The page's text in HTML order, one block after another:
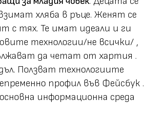
хляба в ръце. Женят се
с тях. Те имат идеали и ги
технологии/не всички/ ,
да четат от хартия .
Ползват технологиите
профил във Фейсбук .
информационна среда